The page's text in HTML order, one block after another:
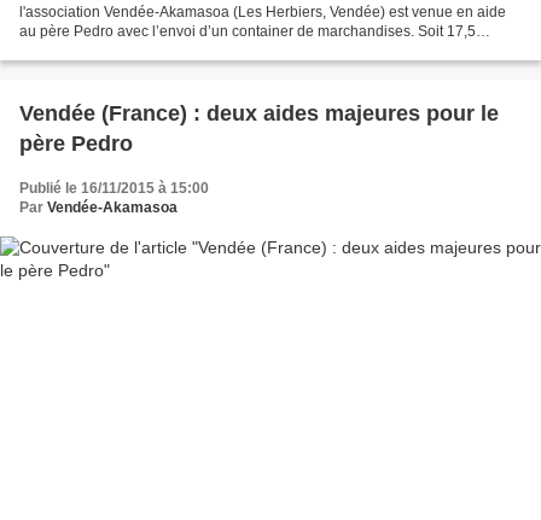
l'association Vendée-Akamasoa (Les Herbiers, Vendée) est venue en aide
au père Pedro avec l’envoi d’un container de marchandises. Soit 17,5
Vendée (France) : deux aides majeures pour le
père Pedro
Publié le 16/11/2015 à 15:00
Par Vendée-Akamasoa